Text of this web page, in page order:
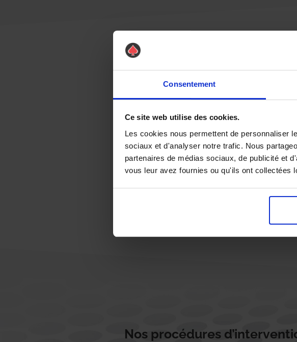
Consentement
Ce site web utilise des cookies.
Les cookies nous permettent de personnaliser
sociaux et d'analyser notre trafic. Nous
partenaires de médias sociaux, de publicité et
vous leur avez fournies ou qu'ils ont collectées
Nos procédures